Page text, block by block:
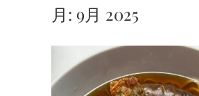
月: 9月 2025